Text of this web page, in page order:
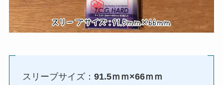
スリーブサイズ： 91.5ｍｍ×66ｍｍ